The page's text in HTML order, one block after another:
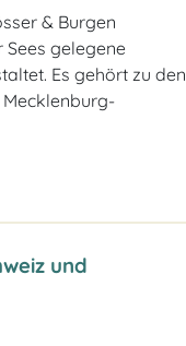
& Burgen
gelegene
Es gehört zu den
und